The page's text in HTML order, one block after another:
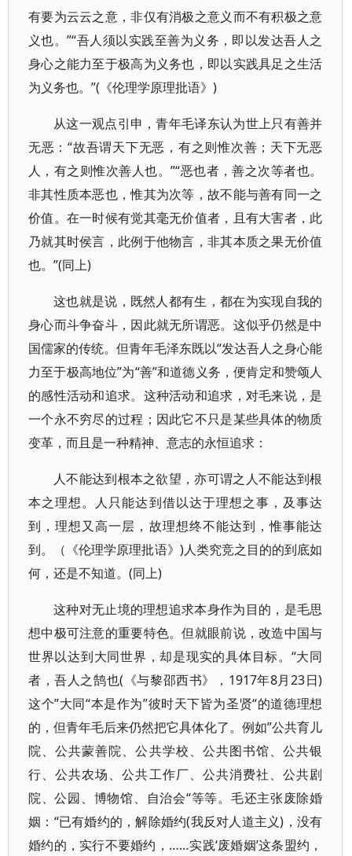
有要为云云之意，非仅有消极之意义而不有积极之意
义也。”“吾人须以实践至善为义务，即以发达吾人之
身心之能力至于极高为义务也，即以实践具足之生活
为义务也。”(《伦理学原理批语》)
从这一观点引申，青年毛译东认为世上只有善并
无恶：“故吾谓天下无恶，有之则惟次善；天下无恶
人，有之则惟次善人也。”“恶也者，善之次等者也。
非其性质本恶也，惟其为次等，故不能与善有同一之
价值。在一时候有觉其毫无价值者，且有大害者，此
乃就其时侯言，此例于他物言，非其本质之果无价值
也。”(同上)
这也就是说，既然人都有生，都在为实现自我的
身心而斗争奋斗，因此就无所谓恶。这似乎仍然是中
国儒家的传统。但青年毛泽东既以“发达吾人之身心能
力至于极高地位”为“善”和道德义务，便肯定和赞颂人
的感性活动和追求。这种活动和追求，对毛来说，是
一个永不穷尽的过程；因此它不只是某些具体的物质
变革，而且是一种精神、意志的永恒追求：
人不能达到根本之欲望，亦可谓之人不能达到根
本之理想。人只能达到借以达于理想之事，及事达
到，理想又高一层，故理想终不能达到，惟事能达
到。（《伦理学原理批语》)人类究竞之目的的到底如
何，还是不知道。(同上)
这种对无止境的理想追求本身作为目的，是毛思
想中极可注意的重要特色。但就眼前说，改造中国与
世界以达到大同世界，却是现实的具体目标。“大同
者，吾人之鹄也(《与黎邵西书》，1917年8月23日)
这个”大同“本是作为”彼时天下皆为圣贤“的道德理想
的，但青年毛后来仍然把它具体化了。例如”公共育儿
院、公共蒙善院、公共学校、公共图书馆、公共银
行、公共农场、公共工作厂、公共消费社、公共剧
院、公园、博物馆、自治会“等等。毛还主张废除婚
姻：“已有婚约的，解除婚约(我反对人道主义)，没有
婚约的，实行不要婚约，……实践‘废婚姻’这条盟约，